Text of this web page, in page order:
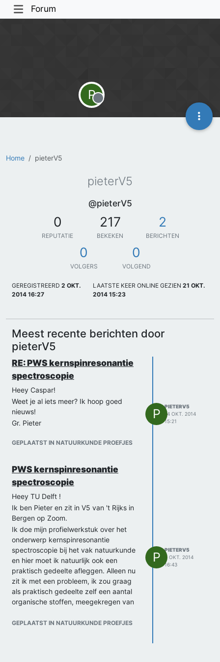
Forum
Home pieterV5
P
Offline
pieterV5
@pieterV5
0
REPUTATIE
217
BEKEKEN
2
BERICHTEN
0
VOLGERS
0
VOLGEND
GEREGISTREERD 2 OKT.
2014 16:27
LAATSTE KEER ONLINE GEZIEN 21 OKT.
2014 15:23
Meest recente berichten door
pieterV5
RE: PWS kernspinresonantie
spectroscopie
Heey Caspar!
Weet je al iets meer? Ik hoop goed
nieuws!
Gr. Pieter
GEPLAATST IN NATUURKUNDE PROEFJES
P
PIETERV5
14 OKT. 2014
15:21
PWS kernspinresonantie
spectroscopie
Heey TU Delft !
Ik ben Pieter en zit in V5 van 't Rijks in
Bergen op Zoom.
Ik doe mijn profielwerkstuk over het
onderwerp kernspinresonantie
spectroscopie bij het vak natuurkunde
en hier moet ik natuurlijk ook een
praktisch gedeelte afleggen. Alleen nu
zit ik met een probleem, ik zou graag
als praktisch gedeelte zelf een aantal
organische stoffen, meegekregen van
het zijn, analyseren d.m.v.
GEPLAATST IN NATUURKUNDE PROEFJES
P
PIETERV5
2 OKT. 2014
16:43